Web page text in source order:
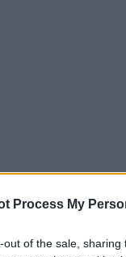
Process My
out of the sale, sharing
Publicidad